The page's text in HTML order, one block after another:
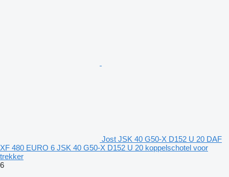
Jost JSK 40 G50-X D152 U 20 DAF
XF 480 EURO 6 JSK 40 G50-X D152 U 20 koppelschotel voor
trekker
6